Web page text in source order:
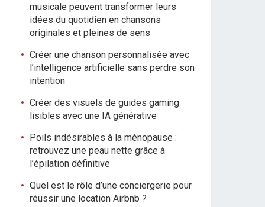
musicale peuvent transformer leurs
idées du quotidien en chansons
originales et pleines de sens
Créer une chanson personnalisée avec
l’intelligence artificielle sans perdre son
intention
Créer des visuels de guides gaming
lisibles avec une IA générative
Poils indésirables à la ménopause :
retrouvez une peau nette grâce à
l’épilation définitive
Quel est le rôle d’une conciergerie pour
réussir une location Airbnb ?